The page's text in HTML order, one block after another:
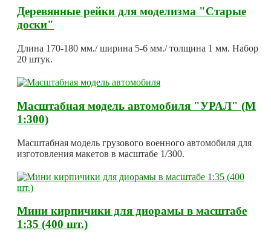
Деревянные рейки для моделизма "Старые
доски"
Длина 170-180 мм./ ширина 5-6 мм./ толщина 1 мм. Набор
20 штук.
Масштабная модель автомобиля "УРАЛ" (М
1:300)
Масштабная модель грузового военного автомобиля для
изготовления макетов в масштабе 1/300.
Мини кирпичики для диорамы в масштабе
1:35 (400 шт.)